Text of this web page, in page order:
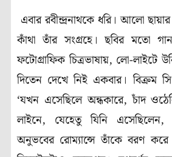
এবার রবীন্দ্রনাথকে ধরি। আলো
কাঁথা তাঁর সংগ্রহে। ছবির মতো
ফটোগ্রাফিক চিত্রভাষায়, লো-লাইটে
দিতেন দেখে নিই একবার। বিক্রম
‘যখন এসেছিলে অন্ধকারে,চাঁদ
লাইনে, যেহেতু যিনি এসেছিলেন
অনুভবের রোম্যান্সে তাঁকে বরণ করে